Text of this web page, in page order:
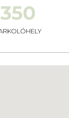
350